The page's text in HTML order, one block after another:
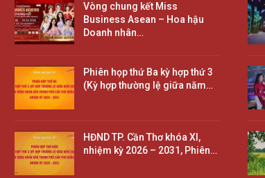
Vòng chung kết Miss
Business Asean – Hoa hậu
Doanh nhân…
Phiên họp thứ Ba kỳ hợp thứ 3
(Kỳ hợp thường lệ giữa năm…
HĐND TP. Cần Thơ khóa XI,
nhiệm kỳ 2026 – 2031, Phiên…